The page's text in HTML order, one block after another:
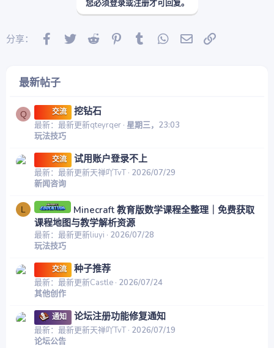
您必须登录或注册才可回复。
分享： Facebook
Twitter Reddit PinterestTumblr WhatsApp
邮件
最新帖子
Q 交流 挖钻石
最新：最新更新qteyrqer 星期三，23:03
玩法技巧
交流 试用账户登录不上
最新：最新更新天禅吖TvT 2026/07/29
新闻咨询
L
Minecraft 教育版数学课程全整理｜免费获取
课程地图与教学解析资源
最新：最新更新liuyi
2026/07/28
玩法技巧
交流 种子推荐
最新：最新更新Castle 2026/07/24
其他创作
通知 论坛注册功能修复通知
最新：最新更新天禅吖TvT 2026/07/19
论坛公告